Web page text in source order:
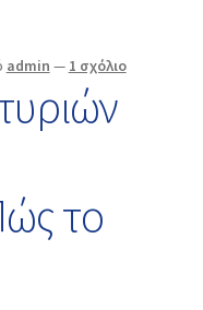
admin — 1 σχόλιο
το